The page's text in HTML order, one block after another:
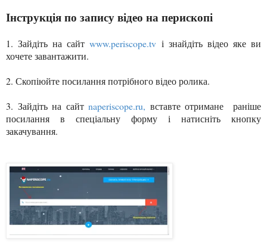
Інструкція по запису відео на перископі
1. Зайдіть на сайтwww.periscope.tv і знайдіть відео яке ви
хочете завантажити.
2. Скопіюйте посилання потрібного відео ролика.
3. Зайдіть на сайт naperiscope.ru, вставте отримане раніше
посилання в спеціальну форму і натисніть кнопку
закачування.